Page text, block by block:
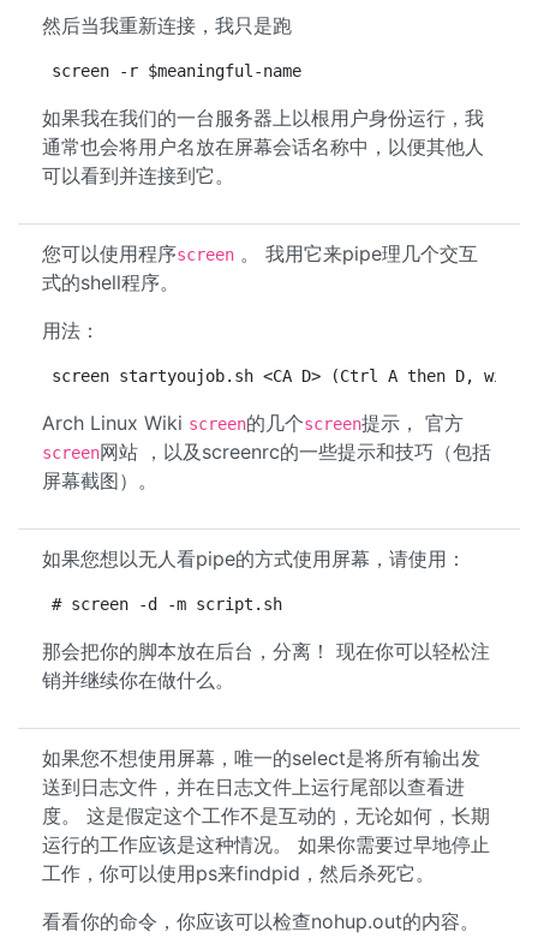
然后当我重新连接，我只是跑
screen -r $meaningful-name
如果我在我们的一台服务器上以根用户身份运行，我
通常也会将用户名放在屏幕会话名称中，以便其他人
可以看到并连接到它。
您可以使用程序screen 。 我用它来pipe理几个交互
式的shell程序。
用法：
screen startyoujob.sh <CA D> (Ctrl A then D,
Arch Linux Wiki screen的几个screen提示， 官方
screen网站 ，以及screenrc的一些提示和技巧（包括
屏幕截图）。
如果您想以无人看pipe的方式使用屏幕，请使用：
# screen -d -m script.sh
那会把你的脚本放在后台，分离！ 现在你可以轻松注
销并继续你在做什么。
如果您不想使用屏幕，唯一的select是将所有输出发
送到日志文件，并在日志文件上运行尾部以查看进
度。 这是假定这个工作不是互动的，无论如何，长期
运行的工作应该是这种情况。 如果你需要过早地停止
工作，你可以使用ps来findpid，然后杀死它。
看看你的命令，你应该可以检查nohup.out的内容。